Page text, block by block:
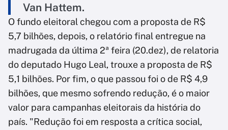
Van Hattem.
O fundo eleitoral chegou com a proposta de R$
5,7 bilhões, depois, o relatório final entregue na
madrugada da última 2ª feira (20.dez), de relatoria
do deputado Hugo Leal, trouxe a proposta de R$
5,1 bilhões. Por fim, o que passou foi o de R$ 4,9
bilhões, que mesmo sofrendo redução, é o maior
valor para campanhas eleitorais da história do
país. "Redução foi em resposta a crítica social,